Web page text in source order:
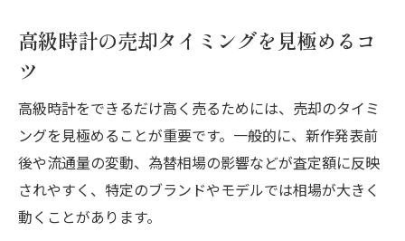
高級時計の売却タイミングを見極めるコ
ツ
高級時計をできるだけ高く売るためには、売却のタイミ
ングを見極めることが重要です。一般的に、新作発表前
後や流通量の変動、為替相場の影響などが査定額に反映
されやすく、特定のブランドやモデルでは相場が大きく
動くことがあります。